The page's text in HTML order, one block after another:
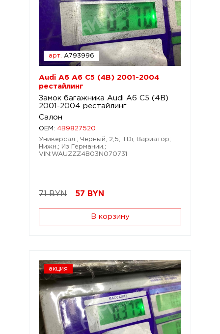
арт. A793996
Audi A6 A6 C5 (4B) 2001-2004
рестайлинг
Замок багажника Audi A6 C5 (4B)
2001-2004 рестайлинг
Салон
OEM: 4B9827520
Универсал.; Чёрный; 2,5; TDi; Вариатор;
Нижн.; Из Германии.;
VIN:WAUZZZ4B03N070731
71 BYN 57 BYN
В корзину
акция